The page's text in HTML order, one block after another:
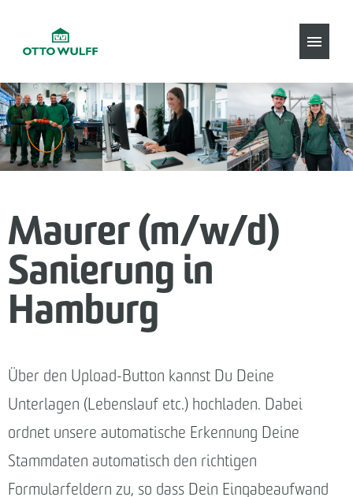
Stellenangebote
Maurer (m/w/d)
Sanierung in
Hamburg
Über den Upload-Button kannst Du Deine
Unterlagen (Lebenslauf etc.) hochladen. Dabei
ordnet unsere automatische Erkennung Deine
Stammdaten automatisch den richtigen
Formularfeldern zu, so dass Dein Eingabeaufwand